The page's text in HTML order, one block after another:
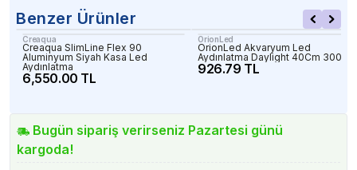
Benzer Ürünler
Creaqua
Creaqua SlimLine Flex 90
Aluminyum Siyah Kasa Led
Aydınlatma
6,550.00 TL
OrionLed
OrionLed Akvaryum Led
Aydınlatma Daylight 40Cm 3000K
926.79 TL
Bugün sipariş verirseniz Pazartesi günü
kargoda!